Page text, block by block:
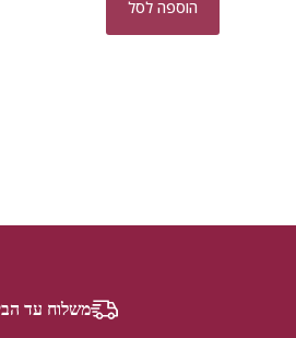
הוספה לסל
משלוח עד